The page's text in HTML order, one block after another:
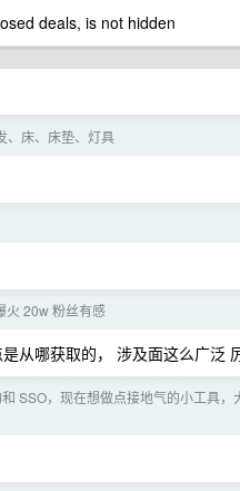
deals, is not hidden
、床、床垫、灯具
火 20w 粉丝有感
从哪获取的， 涉及面这么广泛
SSO，现在想做点接地气的小工具，